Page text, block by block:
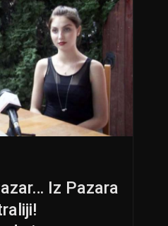
Iz Pazara